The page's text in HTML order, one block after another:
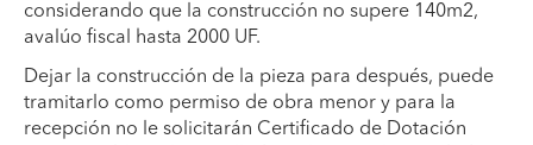
considerando que la construcción no supere 140m2,
avalúo fiscal hasta 2000 UF.
Dejar la construcción de la pieza para después, puede
tramitarlo como permiso de obra menor y para la
recepción no le solicitarán Certificado de Dotación